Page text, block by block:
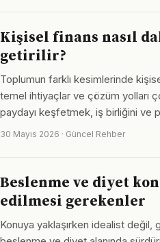
Kişisel finans nasıl
getirilir?
Toplumun farklı kesimlerinde
temel ihtiyaçlar ve çözüm yolları
paydayı keşfetmek, iş birliğini ve
30 Mayıs 2026 · Güncel Rehber
Beslenme ve diyet
edilmesi gerekenler
Konuya yaklaşırken idealist